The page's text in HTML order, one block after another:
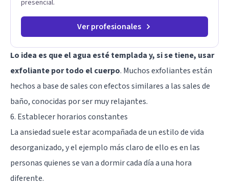
presencial.
Ver profesionales
Lo idea es que el agua esté templada y, si se tiene, usar
exfoliante por todo el cuerpo. Muchos exfoliantes están
hechos a base de sales con efectos similares a las sales de
baño, conocidas por ser muy relajantes.
6. Establecer horarios constantes
La ansiedad suele estar acompañada de un estilo de vida
desorganizado, y el ejemplo más claro de ello es en las
personas quienes se van a dormir cada día a una hora
diferente.